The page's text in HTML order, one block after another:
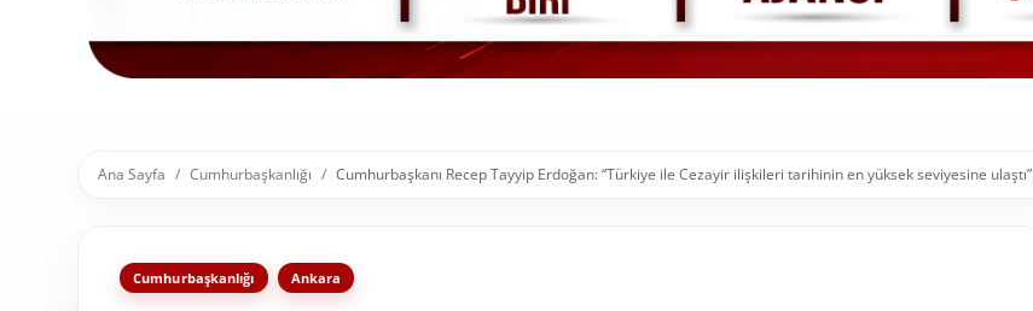
Resmi Reklamlar
Ana Sayfa Cumhurbaşkanlığı Cumhurbaşkanı Recep Tayyip Erdoğan: “Türkiye ile Cezayir ilişkileri tarihinin en yüksek seviyesine ulaştı”
Cumhurbaşkanlığı Ankara